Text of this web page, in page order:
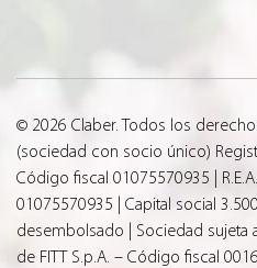
© 2026 Claber. Todos los
(sociedad con socio único)
Código fiscal 01075570935 |
01075570935 | Capital social
desembolsado | Sociedad
de FITT S.p.A. – Código fiscal